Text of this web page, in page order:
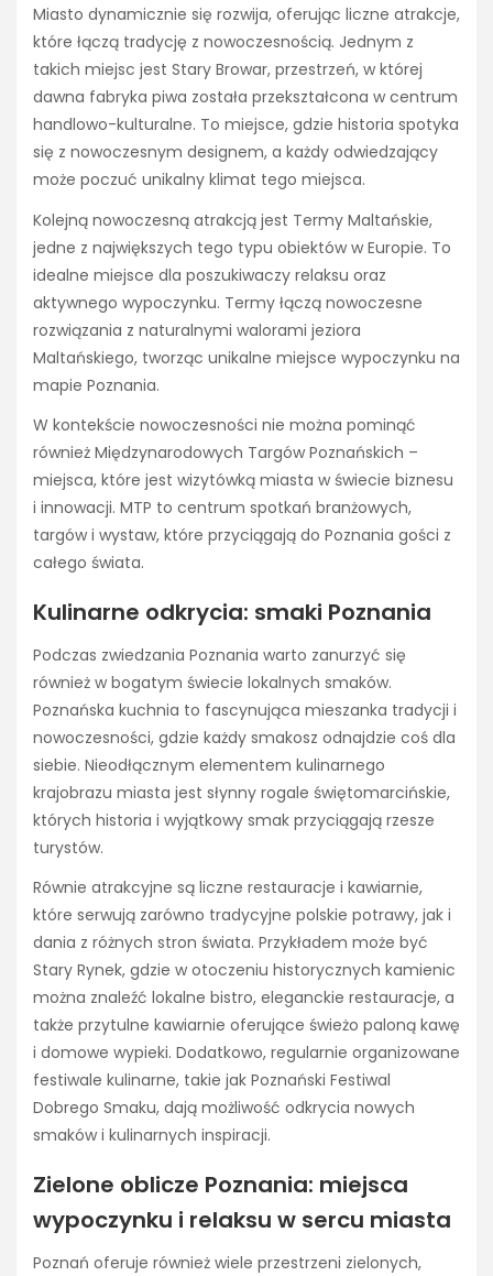
Miasto dynamicznie się rozwija, oferując liczne atrakcje,
które łączą tradycję z nowoczesnością. Jednym z
takich miejsc jest Stary Browar, przestrzeń, w której
dawna fabryka piwa została przekształcona w centrum
handlowo-kulturalne. To miejsce, gdzie historia spotyka
się z nowoczesnym designem, a każdy odwiedzający
może poczuć unikalny klimat tego miejsca.
Kolejną nowoczesną atrakcją jest Termy Maltańskie,
jedne z największych tego typu obiektów w Europie. To
idealne miejsce dla poszukiwaczy relaksu oraz
aktywnego wypoczynku. Termy łączą nowoczesne
rozwiązania z naturalnymi walorami jeziora
Maltańskiego, tworząc unikalne miejsce wypoczynku na
mapie Poznania.
W kontekście nowoczesności nie można pominąć
również Międzynarodowych Targów Poznańskich –
miejsca, które jest wizytówką miasta w świecie biznesu
i innowacji. MTP to centrum spotkań branżowych,
targów i wystaw, które przyciągają do Poznania gości z
całego świata.
Kulinarne odkrycia: smaki Poznania
Podczas zwiedzania Poznania warto zanurzyć się
również w bogatym świecie lokalnych smaków.
Poznańska kuchnia to fascynująca mieszanka tradycji i
nowoczesności, gdzie każdy smakosz odnajdzie coś dla
siebie. Nieodłącznym elementem kulinarnego
krajobrazu miasta jest słynny rogale świętomarcińskie,
których historia i wyjątkowy smak przyciągają rzesze
turystów.
Równie atrakcyjne są liczne restauracje i kawiarnie,
które serwują zarówno tradycyjne polskie potrawy, jak i
dania z różnych stron świata. Przykładem może być
Stary Rynek, gdzie w otoczeniu historycznych kamienic
można znaleźć lokalne bistro, eleganckie restauracje, a
także przytulne kawiarnie oferujące świeżo paloną kawę
i domowe wypieki. Dodatkowo, regularnie organizowane
festiwale kulinarne, takie jak Poznański Festiwal
Dobrego Smaku, dają możliwość odkrycia nowych
smaków i kulinarnych inspiracji.
Zielone oblicze Poznania: miejsca
wypoczynku i relaksu w sercu miasta
Poznań oferuje również wiele przestrzeni zielonych,